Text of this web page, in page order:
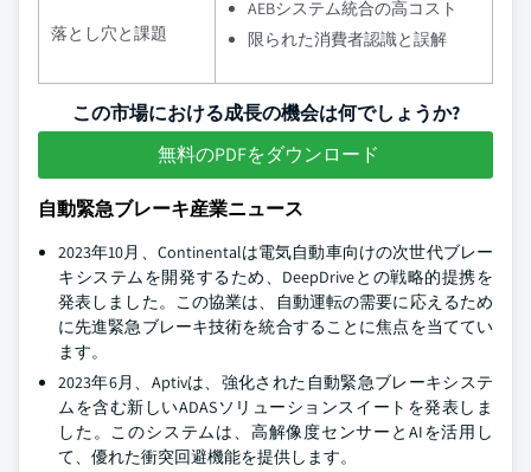
落とし穴と課題
AEBシステム統合の高コスト
限られた消費者認識と誤解
この市場における成長の機会は何でしょうか?
無料のPDFをダウンロード
自動緊急ブレーキ産業ニュース
2023年10月、Continentalは電気自動車向けの次世代ブレー
キシステムを開発するため、DeepDriveとの戦略的提携を
発表しました。この協業は、自動運転の需要に応えるため
に先進緊急ブレーキ技術を統合することに焦点を当ててい
ます。
2023年6月、Aptivは、強化された自動緊急ブレーキシステ
ムを含む新しいADASソリューションスイートを発表しま
した。このシステムは、高解像度センサーとAIを活用し
て、優れた衝突回避機能を提供します。